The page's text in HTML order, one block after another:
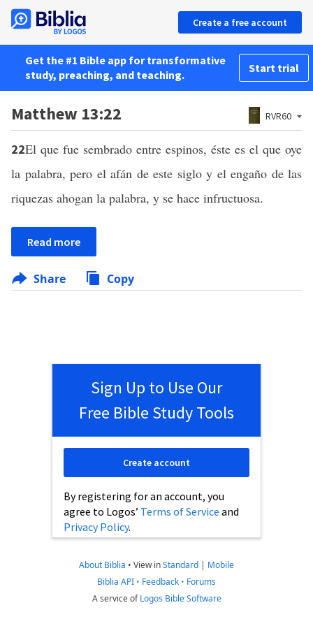
Create a free account
Get the #1 Bible app for transformative
study, preaching, and teaching.
Start trial
Matthew 13:22 RVR60
22El que fue sembrado entre espinos, éste es el que oye
la palabra, pero el afán de este siglo y el engaño de las
riquezas ahogan la palabra, y se hace infructuosa.
Read more
Share Copy
Sign Up to Use Our
Free Bible Study Tools
By registering for an account, you
agree to Logos’ Terms of Service and
Privacy Policy.
Create account
About Biblia • View inStandard | Mobile
Biblia API • Feedback • Forums
A service ofLogos Bible Software